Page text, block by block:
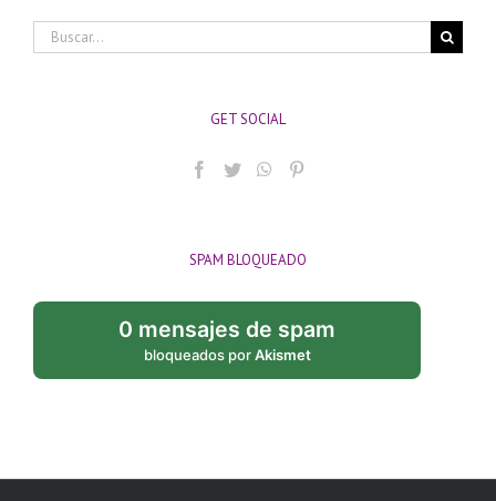
Buscar:
GET SOCIAL
SPAM BLOQUEADO
0 mensajes de spam
bloqueados porAkismet